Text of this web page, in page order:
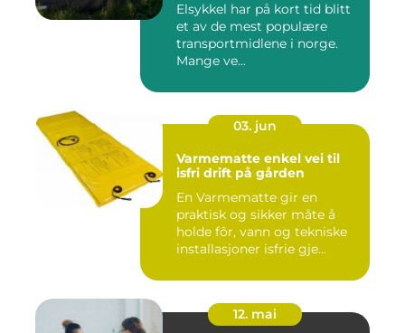
Elsykkel har på kort tid blitt
et av de mest populære
transportmidlene i norge.
Mange ve...
03. jun
Varmematte enkel vei til
isfri drift på gården
En Varmematte gir en
praktisk og sikker måte å
holde fôr, vann og tekniske
installasjoner isfrie gje...
12. mai